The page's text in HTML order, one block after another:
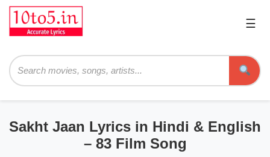
☰
Sakht Jaan Lyrics in Hindi & English
– 83 Film Song